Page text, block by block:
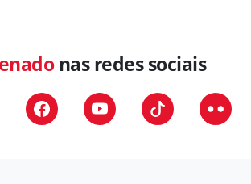
nas redes sociais